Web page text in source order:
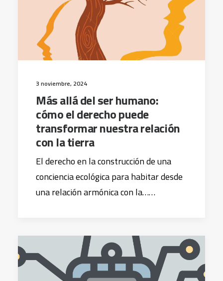
3 noviembre, 2024
Más allá del ser humano:
cómo el derecho puede
transformar nuestra relación
con la tierra
El derecho en la construcción de una
conciencia ecológica para habitar desde
una relación armónica con la……